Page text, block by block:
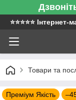
⭐️⭐️⭐️⭐️⭐️
Товари та
Преміум Якість